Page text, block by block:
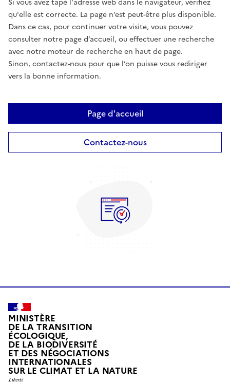
Si vous avez tapé l'adresse web dans le navigateur, vérifiez
qu'elle est correcte. La page n’est peut-être plus disponible.
Dans ce cas, pour continuer votre visite, vous pouvez
consulter notre page d’accueil, ou effectuer une recherche
avec notre moteur de recherche en haut de page.
Sinon, contactez-nous pour que l’on puisse vous rediriger
vers la bonne information.
Page d'accueil
Contactez-nous
MINISTÈRE
DE LA TRANSITION
ÉCOLOGIQUE,
DE LA BIODIVERSITÉ
ET DES NÉGOCIATIONS
INTERNATIONALES
SUR LE CLIMAT ET LA NATUREL